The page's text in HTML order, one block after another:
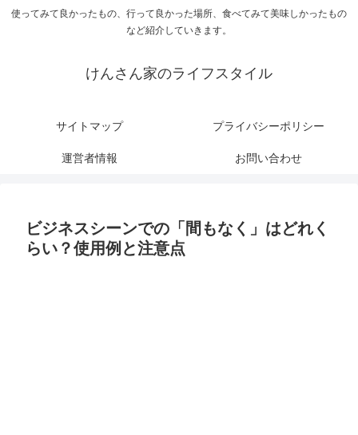
使ってみて良かったもの、行って良かった場所、食べてみて美味しかったもの
など紹介していきます。
けんさん家のライフスタイル
サイトマップ プライバシーポリシー
運営者情報 お問い合わせ
ビジネスシーンでの「間もなく」はどれく
らい？使用例と注意点